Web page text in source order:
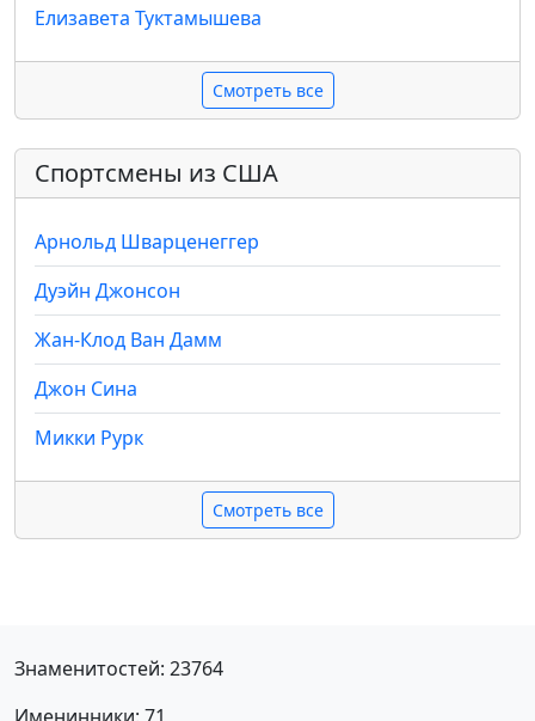
Елизавета Туктамышева
Смотреть все
Спортсмены из США
Арнольд Шварценеггер
Дуэйн Джонсон
Жан-Клод Ван Дамм
Джон Сина
Микки Рурк
Смотреть все
Знаменитостей: 23764